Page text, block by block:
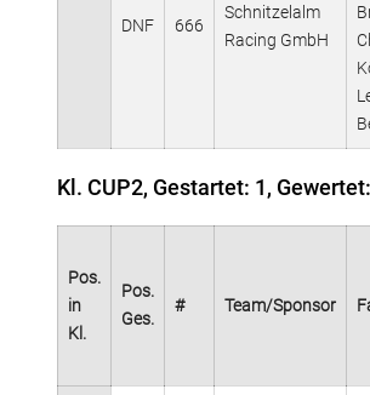
DNF 666
Schnitzelalm
Racing GmbH
Kl. CUP2, Gestartet: 1,
Pos.
in
Kl.
Pos.
Ges.
# Team/Sponsor